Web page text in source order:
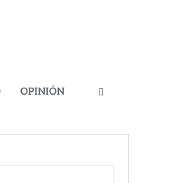
OPINIÓN